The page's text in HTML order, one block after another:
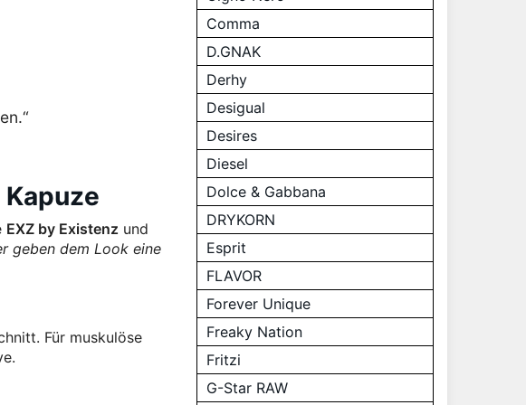
EXZ by Existenz und
geben dem Look eine
Für muskulöse
Comma
D.GNAK
Derhy
Desigual
Desires
Diesel
Dolce & Gabbana
DRYKORN
Esprit
FLAVOR
Forever Unique
Freaky Nation
Fritzi
G-Star RAW